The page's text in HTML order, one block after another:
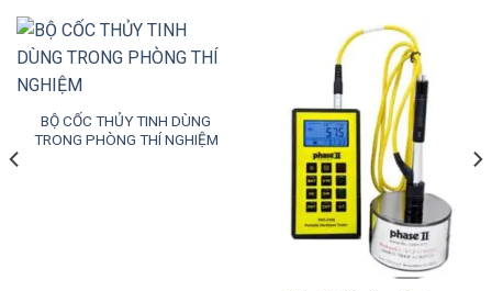
BỘ CỐC THỦY TINH DÙNG
TRONG PHÒNG THÍ NGHIỆM